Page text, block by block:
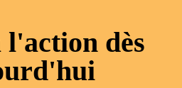
l'action dès